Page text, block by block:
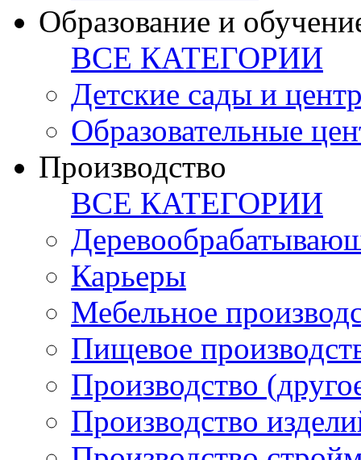
Образование и
ВСЕ КАТЕГОРИИ
Детские сады и
Образовательные
Производство
ВСЕ КАТЕГОРИИ
Карьеры
Мебельное
Пищевое
Производство
Производство